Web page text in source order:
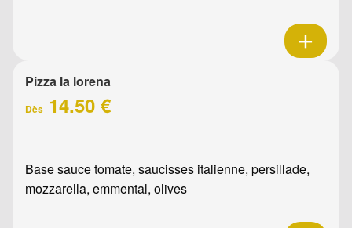
Pizza la lorena
Dès 14.50 €
Base sauce tomate, saucisses italienne, persillade,
mozzarella, emmental, olives